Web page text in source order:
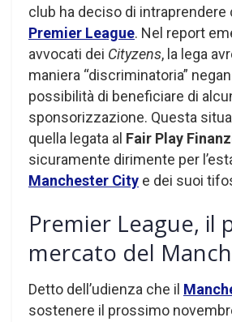
club ha deciso di intraprendere
Premier League. Nel report
avvocati dei Cityzens, la lega
maniera “discriminatoria”
possibilità di beneficiare di
sponsorizzazione. Questa
quella legata al Fair Play
sicuramente dirimente per
Manchester City e dei suoi
Premier League, il
mercato del
Detto dell’udienza che il
sostenere il prossimo